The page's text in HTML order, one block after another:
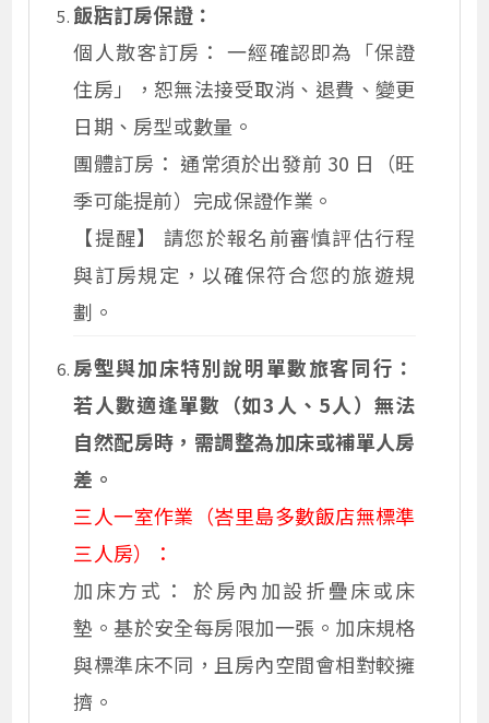
飯店訂房保證：
個人散客訂房： 一經確認即為「保證
住房」，恕無法接受取消、退費、變更
日期、房型或數量。
團體訂房： 通常須於出發前 30 日（旺
季可能提前）完成保證作業。
【提醒】 請您於報名前審慎評估行程
與訂房規定，以確保符合您的旅遊規
劃。
房型與加床特別說明單數旅客同行：
若人數適逢單數（如3人、5人）無法
自然配房時，需調整為加床或補單人房
差。
三人一室作業（峇里島多數飯店無標準
三人房）：
加床方式： 於房內加設折疊床或床
墊。基於安全每房限加一張。加床規格
與標準床不同，且房內空間會相對較擁
擠。